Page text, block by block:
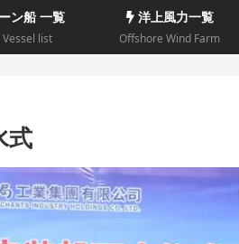
ン船 一覧
list
洋上風力一覧
Offshore Wind Farm
式